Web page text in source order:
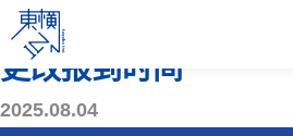
公告​
更改报到时间
2025.08.04